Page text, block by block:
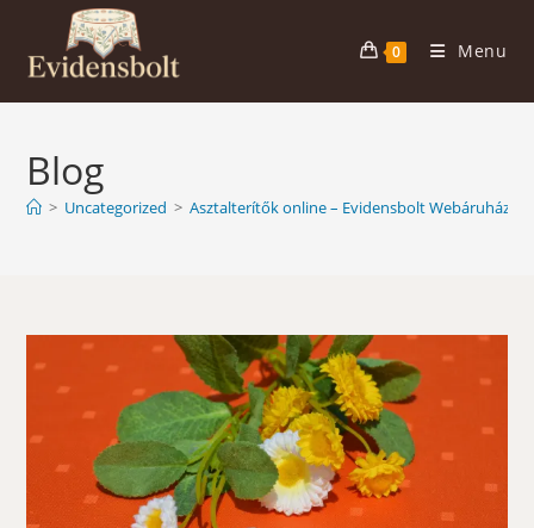
content
0 Menu
Blog
> Uncategorized > Asztalterítők online – Evidensbolt Webáruház